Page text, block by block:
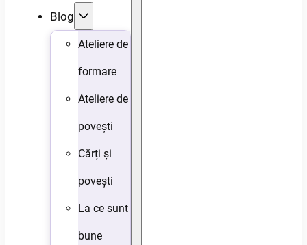
Blog
Ateliere de
formare
Ateliere de
povești
Cărți și
povești
La ce sunt
bune